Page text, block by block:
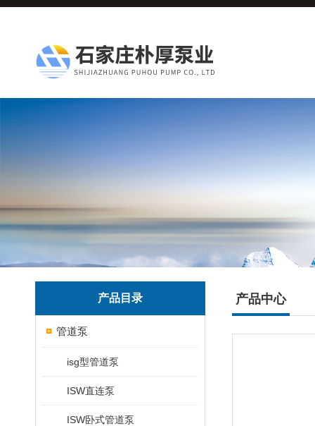
产品目录
管道泵
isg型管道泵
ISW直连泵
ISW卧式管道泵
产品中心